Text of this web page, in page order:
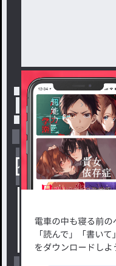
トップ 「水
小説を探す
小説コンテスト応募・公
出版・メディアミックス